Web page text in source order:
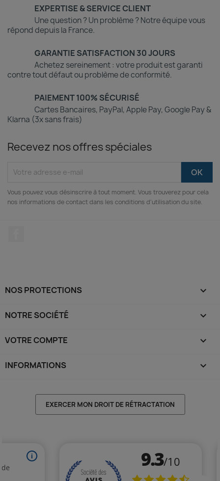
EXPERTISE & SERVICE CLIENT
Une question ? Un problème ? Notre équipe vous
répond depuis la France.
GARANTIE SATISFACTION 30 JOURS
Achetez sereinement : votre produit est garanti
contre tout défaut ou problème de conformité.
PAIEMENT 100% SÉCURISÉ
Cartes Bancaires, PayPal, Apple Pay, Google Pay &
Klarna (3x sans frais)
Recevez nos offres spéciales
Vous pouvez vous désinscrire à tout moment. Vous trouverez pour cela
nos informations de contact dans les conditions d'utilisation du site.
NOS PROTECTIONS 
NOTRE SOCIÉTÉ 
VOTRE COMPTE 
INFORMATIONS keyboard_arrow_down
EXERCER MON DROIT DE RÉTRACTATION